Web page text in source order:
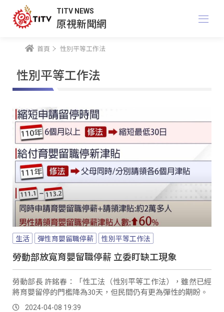
TITV NEWS
原視新聞網
首頁 性別平等工作法
性別平等工作法
生活 彈性育嬰留職停薪 性別平等工作法
勞動部放寬育嬰留職停薪 立委盯缺工現象
勞動部長 許銘春：「性工法（性別平等工作法），雖然已經
將育嬰留停的門檻降為30天，但民間仍有更為彈性的期盼。
2024-04-08 19:39